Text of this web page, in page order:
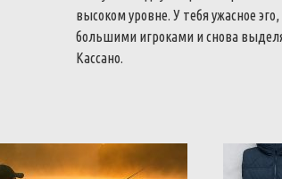
высоком уровне. У тебя ужасное
большими игроками и снова
Кассано.